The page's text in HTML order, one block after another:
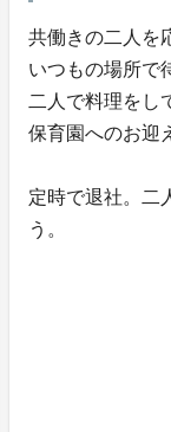
共働きの二人を
いつもの場所で
二人で料理をし
保育園へのお迎
定時で退社。二
う。